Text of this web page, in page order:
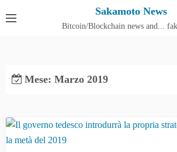
Sakamoto News
Bitcoin/Blockchain news and...
Mese: Marzo 2019